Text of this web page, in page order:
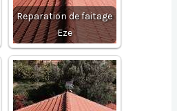
Reparation de faitage
Eze